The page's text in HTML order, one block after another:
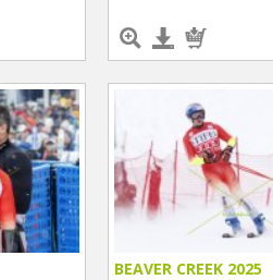
BEAVER CREEK 2025